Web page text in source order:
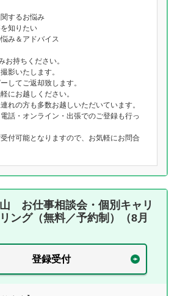
するお悩み
知りたい
み＆アドバイス
お持ちください。
影いたします。
してご返却致します。
にお越しください。
れの方も多数お越しいただいています。
話・オンライン・出張でのご登録も行っ
付可能となりますので、お気軽にお問合
お仕事相談会・個別キャリ
ング（無料／予約制）（8月
登録受付